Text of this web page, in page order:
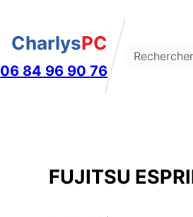
CharlysPC
06 84 96 90 76
Search
FUJITSU